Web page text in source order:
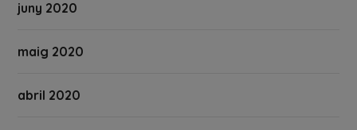
juny 2020
maig 2020
abril 2020